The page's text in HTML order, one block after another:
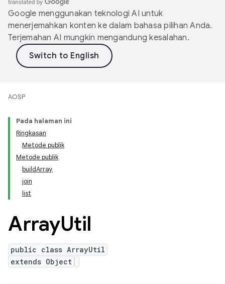
Google menggunakan teknologi AI untuk
menerjemahkan konten ke dalam bahasa pilihan Anda.
Terjemahan AI mungkin mengandung kesalahan.
AOSP
Pada halaman ini
Ringkasan
Metode publik
Metode publik
buildArray
join
list
ArrayUtil
public class ArrayUtil
extends Object